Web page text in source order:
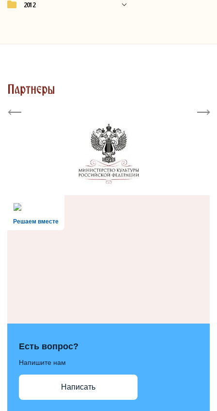
2012
Партнеры
Previous Next
Решаем вместе
Есть вопрос?
Напишите нам
Написать